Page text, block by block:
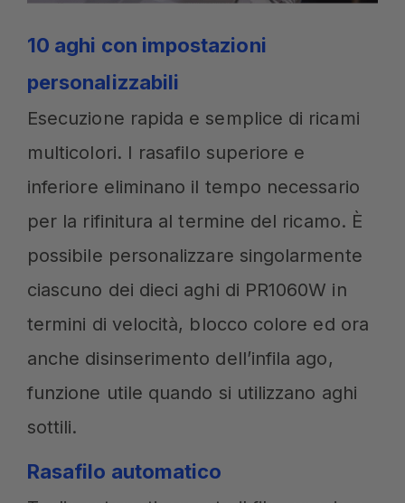
10 aghi con impostazioni
personalizzabili
Esecuzione rapida e semplice di ricami
multicolori. I rasafilo superiore e
inferiore eliminano il tempo necessario
per la rifinitura al termine del ricamo. È
possibile personalizzare singolarmente
ciascuno dei dieci aghi di PR1060W in
termini di velocità, blocco colore ed ora
anche disinserimento dell’infila ago,
funzione utile quando si utilizzano aghi
sottili.
Rasafilo automatico